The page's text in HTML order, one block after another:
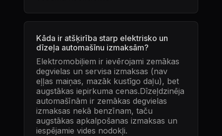
Kāda ir atšķirība starp elektrisko un
dīzeļa automašīnu izmaksām?
Elektromobiļiem ir ievērojami zemākas
degvielas un servisa izmaksas (nav
eļļas maiņas, mazāk kustīgo daļu), bet
augstākas iepirkuma cenas.Dīzeļdzinēja
automašīnām ir zemākas degvielas
izmaksas nekā benzīnam, taču
augstākas apkalpošanas izmaksas un
iespējamie vides nodokļi.